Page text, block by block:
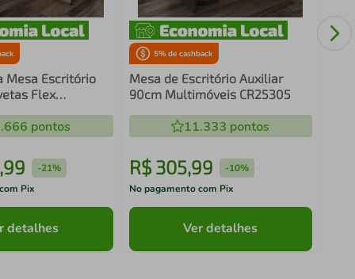
Mesa Escritório
Flex
pontos
,99 -21%
Pix
detalhes
5% de cashback
Mesa de Escritório Auxiliar
90cm Multimóveis CR25305
11.333 pontos
R$ 305,99 -10%
No pagamento com Pix
Ver detalhes